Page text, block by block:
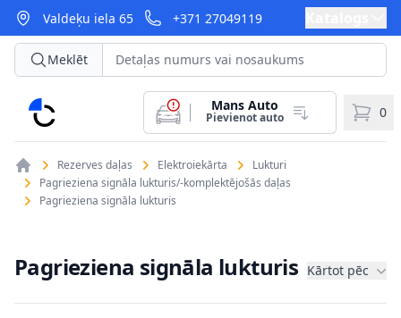
Valdeķu iela 65 +371 27049119
CarParts
Meklēt
Mans Auto
Pievienot auto 0
Rezerves daļas Elektroiekārta
Lukturi
Pagrieziena signāla lukturis/-komplektējošās daļas
Pagrieziena signāla lukturis
Pagrieziena signāla lukturis Kārtot pēc